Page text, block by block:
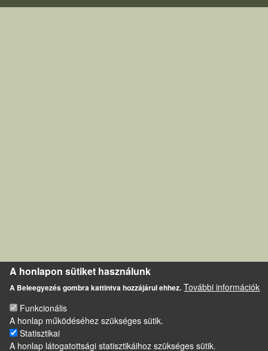
A honlapon sütiket használunk
A Beleegyezés gombra kattintva hozzájárul ehhez. További információk
Funkcionális
A honlap működéséhez szükséges sütik.
Statisztikai
A honlap látogatottsági statisztikáihoz szükséges sütik.